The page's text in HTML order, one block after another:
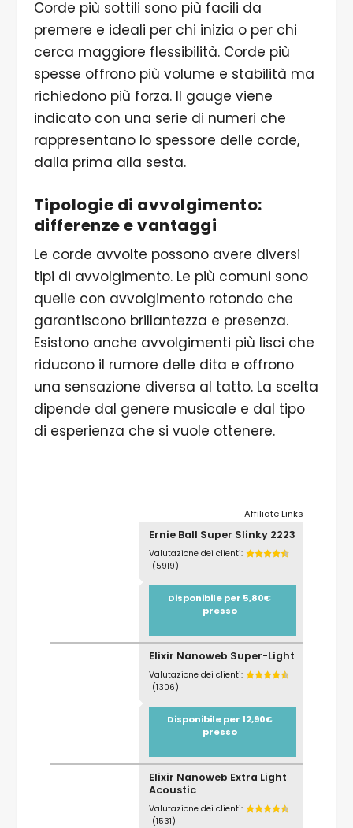
Corde più sottili sono più facili da
premere e ideali per chi inizia o per chi
cerca maggiore flessibilità. Corde più
spesse offrono più volume e stabilità ma
richiedono più forza. Il gauge viene
indicato con una serie di numeri che
rappresentano lo spessore delle corde,
dalla prima alla sesta.
Tipologie di avvolgimento:
differenze e vantaggi
Le corde avvolte possono avere diversi
tipi di avvolgimento. Le più comuni sono
quelle con avvolgimento rotondo che
garantiscono brillantezza e presenza.
Esistono anche avvolgimenti più lisci che
riducono il rumore delle dita e offrono
una sensazione diversa al tatto. La scelta
dipende dal genere musicale e dal tipo
di esperienza che si vuole ottenere.
Affiliate Links
Ernie Ball Super Slinky 2223
Valutazione dei clienti:
(5919)
Disponibile per 5,80€
presso
Elixir Nanoweb Super-Light
Valutazione dei clienti:
(1306)
Disponibile per 12,90€
presso
Elixir Nanoweb Extra Light
Acoustic
Valutazione dei clienti:
(1531)